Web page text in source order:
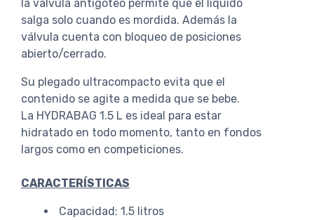
la válvula antigoteo permite que el líquido
salga solo cuando es mordida. Además la
válvula cuenta con bloqueo de posiciones
abierto/cerrado.
Su plegado ultracompacto evita que el
contenido se agite a medida que se bebe.
La HYDRABAG 1.5 L es ideal para estar
hidratado en todo momento, tanto en fondos
largos como en competiciones.
CARACTERÍSTICAS
Capacidad: 1.5 litros